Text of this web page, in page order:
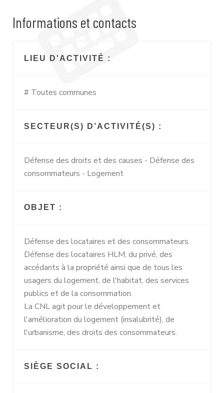
Informations et contacts
LIEU D'ACTIVITÉ :
# Toutes communes
SECTEUR(S) D’ACTIVITÉ(S) :
Défense des droits et des causes - Défense des
consommateurs - Logement
OBJET :
Défense des locataires et des consommateurs.
Défense des locataires HLM, du privé, des
accédants à la propriété ainsi que de tous les
usagers du logement, de l'habitat, des services
publics et de la consommation.
La CNL agit pour le développement et
l'amélioration du logement (insalubrité), de
l'urbanisme, des droits des consommateurs.
SIÈGE SOCIAL :